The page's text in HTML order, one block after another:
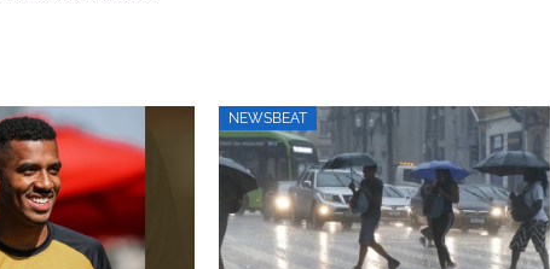
NEWSBEAT